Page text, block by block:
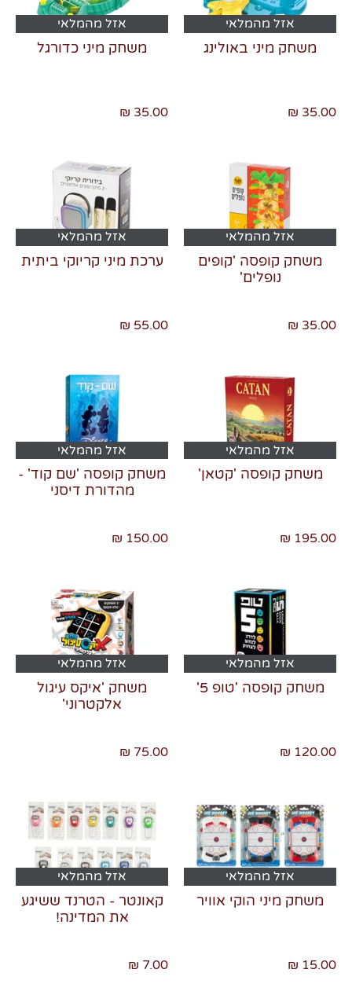
אזל מהמלאי
משחק מיני באולינג
35.00 ₪
אזל מהמלאי
משחק מיני כדורגל
35.00 ₪
אזל מהמלאי
משחק קופסה 'קופים
נופלים'
35.00 ₪
אזל מהמלאי
ערכת מיני קריוקי ביתית
55.00 ₪
אזל מהמלאי
משחק קופסה 'קטאן'
195.00 ₪
אזל מהמלאי
משחק קופסה 'שם קוד' -
מהדורת דיסני
150.00 ₪
אזל מהמלאי
משחק קופסה 'טופ 5'
120.00 ₪
אזל מהמלאי
משחק 'איקס עיגול
אלקטרוני'
75.00 ₪
אזל מהמלאי
משחק מיני הוקי אוויר
15.00 ₪
אזל מהמלאי
קאונטר - הטרנד ששיגע
את המדינה!
7.00 ₪